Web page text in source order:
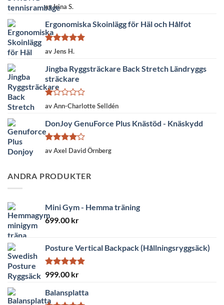
Betygsatt
av 5
av Irina S.
Ergonomiska Skoinlägg för Häl och Hålfot
Betygsatt
av Jens H.
Jingba Ryggsträckare Back Stretch Ländryggs
sträckare
Betygsatt
av
5
av Ann-Charlotte Selldén
DonJoy GenuForce Plus Knästöd - Knäskydd
Betygsatt
av Axel David Örnberg
ANDRA PRODUKTER
Mini Gym - Hemma träning
699.00 kr
Posture Vertical Backpack (Hållningsryggsäck)
Betygsatt
999.00 kr
Balansplatta